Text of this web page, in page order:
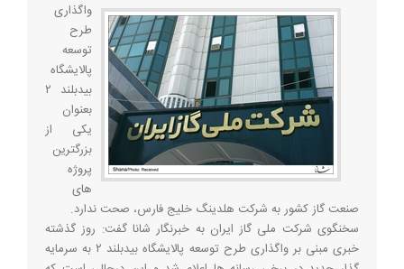
واگذاری
طرح
توسعه
پالایشگاه
بیدبلند ۲
بعنوان
یکی از
بزرگترین
پروژه
های
صنعت گاز کشور به شرکت هلدینگ خلیج فارس، صحت ندارد.
سخنگوی شرکت ملی گاز ایران به خبرنگار شانا گفت: روز گذشته
خبری مبنی بر واگذاری طرح توسعه پالایشگاه بیدبلند ۲ به سرمایه